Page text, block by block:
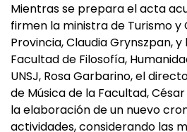
Mientras se prepara el acta
firmen la ministra de Turismo y
Provincia, Claudia Grynszpan,
Facultad de Filosofía,
UNSJ, Rosa Garbarino, el
de Música de la Facultad,
la elaboración de un nuevo
actividades, considerando las